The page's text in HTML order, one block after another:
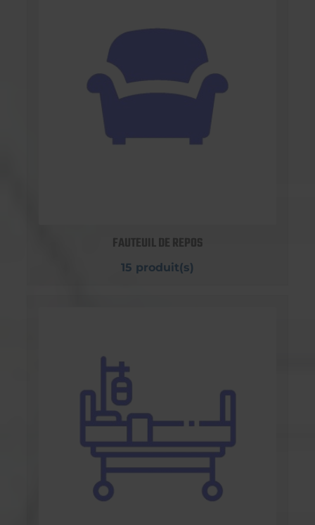
FAUTEUIL DE REPOS
15 produit(s)